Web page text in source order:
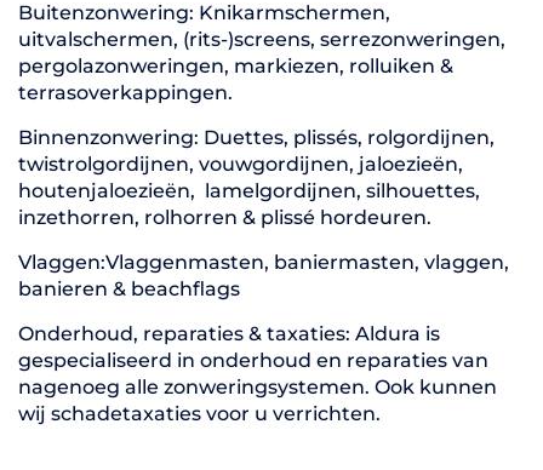
Buitenzonwering: Knikarmschermen,
uitvalschermen, (rits-)screens, serrezonweringen,
pergolazonweringen, markiezen, rolluiken &
terrasoverkappingen.
Binnenzonwering: Duettes, plissés, rolgordijnen,
twistrolgordijnen, vouwgordijnen, jaloezieën,
houtenjaloezieën, lamelgordijnen, silhouettes,
inzethorren, rolhorren & plissé hordeuren.
Vlaggen:Vlaggenmasten, baniermasten, vlaggen,
banieren & beachflags
Onderhoud, reparaties & taxaties: Aldura is
gespecialiseerd in onderhoud en reparaties van
nagenoeg alle zonweringsystemen. Ook kunnen
wij schadetaxaties voor u verrichten.